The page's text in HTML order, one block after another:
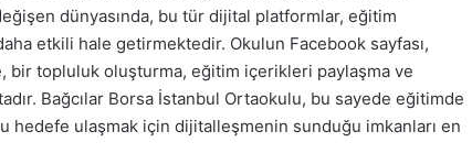
dünyasında, bu tür dijital platformlar, eğitim
etkili hale getirmektedir. Okulun Facebook sayfası,
bir topluluk oluşturma, eğitim içerikleri paylaşma ve
Bağcılar Borsa İstanbul Ortaokulu, bu sayede eğitimde
hedefe ulaşmak için dijitalleşmenin sunduğu imkanları en